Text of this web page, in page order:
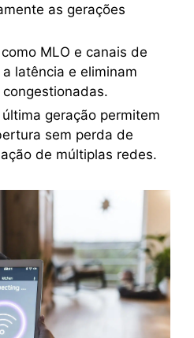
as gerações
MLO e canais de
latência e eliminam
geração permitem
sem perda de
de múltiplas redes.